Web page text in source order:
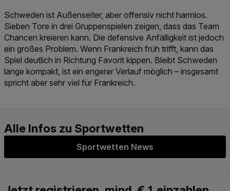
Schweden ist Außenseiter, aber offensiv nicht harmlos.
Sieben Tore in drei Gruppenspielen zeigen, dass das Team
Chancen kreieren kann. Die defensive Anfälligkeit ist jedoch
ein großes Problem. Wenn Frankreich früh trifft, kann das
Spiel deutlich in Richtung Favorit kippen. Bleibt Schweden
lange kompakt, ist ein engerer Verlauf möglich – insgesamt
spricht aber sehr viel für Frankreich.
Sportwetten News